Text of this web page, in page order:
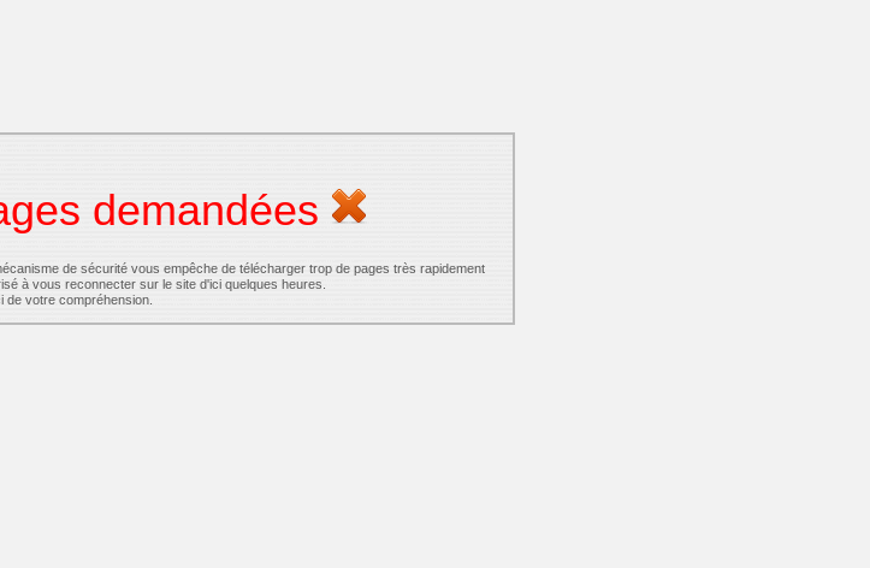
demandées
de sécurité vous empêche de télécharger trop de pages très rapidement
à vous reconnecter sur le site d'ici quelques heures.
de votre compréhension.